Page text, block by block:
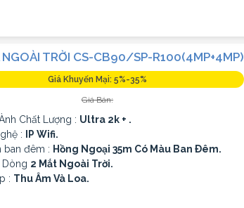
NGOÀI TRỜI CS-CB90/SP-R100(4MP+4MP)
Giá Khuyến Mại: 5%-35%
Giá Bán:
Chất Lượng : Ultra 2k + .
:
IP Wifi.
ban đêm : Hồng Ngoại 35m Có Màu Ban Ðêm.
Dòng 2 Mắt Ngoài Trời.
: Thu Âm Và Loa.